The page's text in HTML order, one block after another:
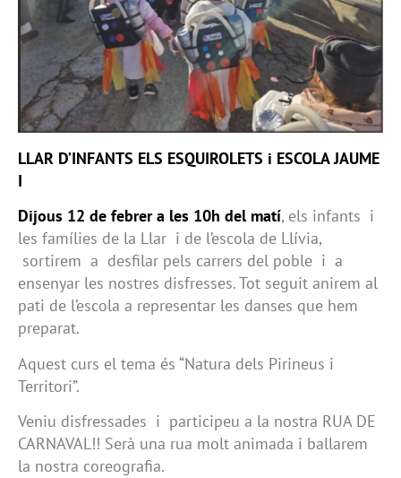
LLAR D’INFANTS ELS ESQUIROLETS i ESCOLA JAUME
I
Dijous 12 de febrer a les 10h del matí, els infants i
les famílies de la Llar i de l’escola de Llívia,
sortirem a desfilar pels carrers del poble i a
ensenyar les nostres disfresses. Tot seguit anirem al
pati de l’escola a representar les danses que hem
preparat.
Aquest curs el tema és “Natura dels Pirineus i
Territori”.
Veniu disfressades i participeu a la nostra RUA DE
CARNAVAL!! Serà una rua molt animada i ballarem
la nostra coreografia.